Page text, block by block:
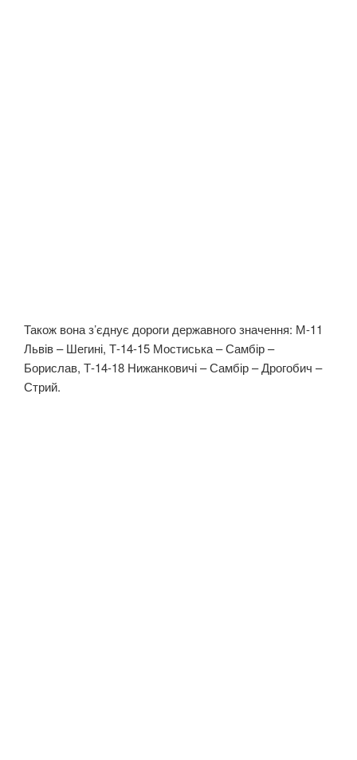
Також вона з’єднує дороги державного значення: М-11
Львів – Шегині, Т-14-15 Мостиська – Самбір –
Борислав, Т-14-18 Нижанковичі – Самбір – Дрогобич –
Стрий.